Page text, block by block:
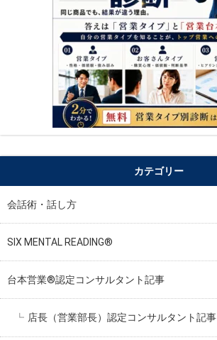
カテゴリー
会話術・話し方
SIX MENTAL READING®︎
台本営業®︎認定コンサルタント記事
店長（営業部長）認定コンサルタント記事